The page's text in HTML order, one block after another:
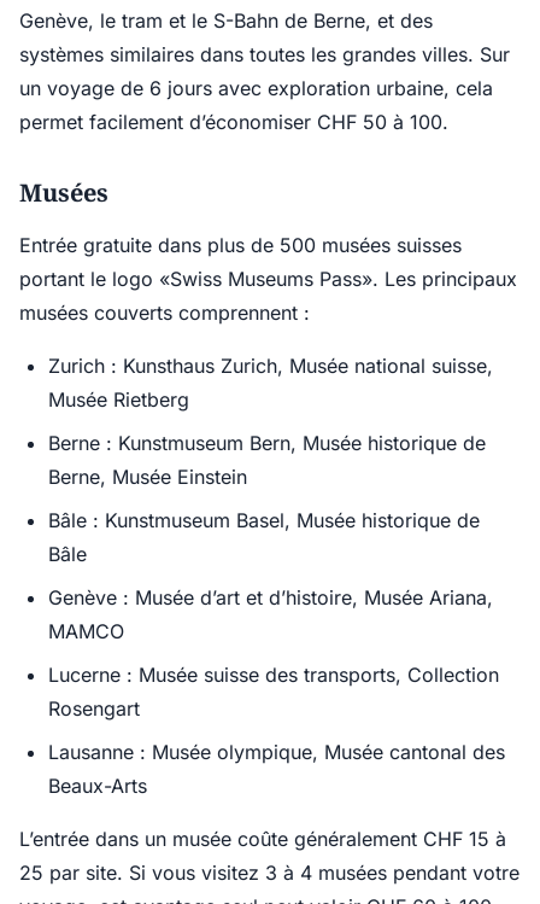
Genève, le tram et le S-Bahn de Berne, et des
systèmes similaires dans toutes les grandes villes. Sur
un voyage de 6 jours avec exploration urbaine, cela
permet facilement d’économiser CHF 50 à 100.
Musées
Entrée gratuite dans plus de 500 musées suisses
portant le logo «Swiss Museums Pass». Les principaux
musées couverts comprennent :
Zurich : Kunsthaus Zurich, Musée national suisse,
Musée Rietberg
Berne : Kunstmuseum Bern, Musée historique de
Berne, Musée Einstein
Bâle : Kunstmuseum Basel, Musée historique de
Bâle
Genève : Musée d’art et d’histoire, Musée Ariana,
MAMCO
Lucerne : Musée suisse des transports, Collection
Rosengart
Lausanne : Musée olympique, Musée cantonal des
Beaux-Arts
L’entrée dans un musée coûte généralement CHF 15 à
25 par site. Si vous visitez 3 à 4 musées pendant votre